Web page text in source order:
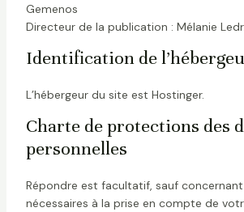
Gemenos
Directeur de la publication : Mélanie
Identification de
L’hébergeur du site est Hostinger.
Charte de protections des
personnelles
Répondre est facultatif, sauf
nécessaires à la prise en compte de